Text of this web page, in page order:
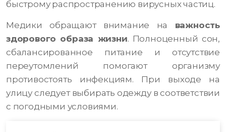
быстрому распространению вирусных частиц.
Медики обращают внимание на важность
здорового образа жизни. Полноценный сон,
сбалансированное питание и отсутствие
переутомлений помогают организму
противостоять инфекциям. При выходе на
улицу следует выбирать одежду в соответствии
с погодными условиями.